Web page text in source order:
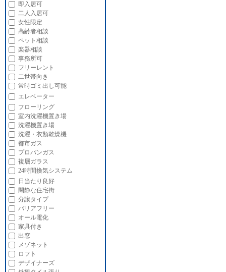
即入居可
二人入居可
女性限定
高齢者相談
ペット相談
楽器相談
事務所可
フリーレント
二世帯向き
常時ゴミ出し可能
エレベーター
フローリング
室内洗濯機置き場
洗濯機置き場
洗濯・衣類乾燥機
都市ガス
プロパンガス
複層ガラス
24時間換気システム
日当たり良好
閑静な住宅街
分譲タイプ
バリアフリー
オール電化
家具付き
出窓
メゾネット
ロフト
デザイナーズ